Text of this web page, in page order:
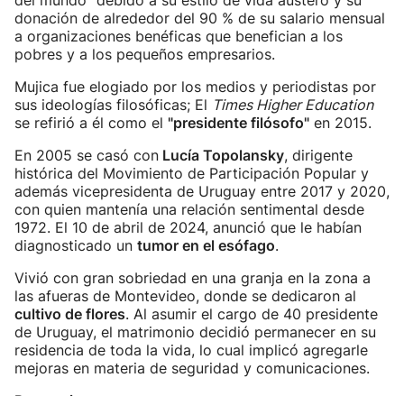
donación de alrededor del 90 % de su salario mensual
a organizaciones benéficas que benefician a los
pobres y a los pequeños empresarios.
Mujica fue elogiado por los medios y periodistas por
sus ideologías filosóficas; El Times Higher Education
se refirió a él como el "presidente filósofo" en 2015.
En 2005 se casó con Lucía Topolansky, dirigente
histórica del Movimiento de Participación Popular y
además vicepresidenta de Uruguay entre 2017 y 2020,
con quien mantenía una relación sentimental desde
1972. El 10 de abril de 2024, anunció que le habían
diagnosticado un tumor en el esófago.
Vivió con gran sobriedad en una granja en la zona a
las afueras de Montevideo, donde se dedicaron al
cultivo de flores. Al asumir el cargo de 40 presidente
de Uruguay, el matrimonio decidió permanecer en su
residencia de toda la vida, lo cual implicó agregarle
mejoras en materia de seguridad y comunicaciones.